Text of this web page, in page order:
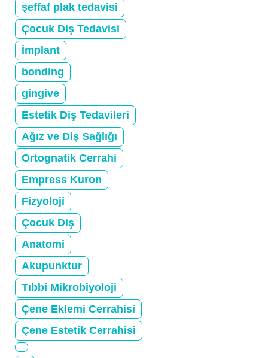
şeffaf plak tedavisi
Çocuk Diş Tedavisi
İmplant
bonding
gingive
Estetik Diş Tedavileri
Ağız ve Diş Sağlığı
Ortognatik Cerrahi
Empress Kuron
Fizyoloji
Çocuk Diş
Anatomi
Akupunktur
Tıbbi Mikrobiyoloji
Çene Eklemi Cerrahisi
Çene Estetik Cerrahisi